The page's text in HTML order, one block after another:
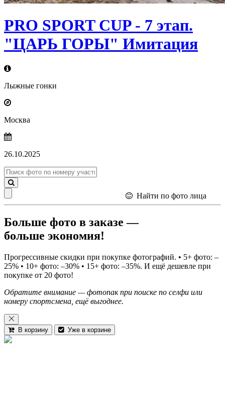
PRO SPORT CUP - 7 этап.
"ЦАРЬ ГОРЫ" Имитация
Лыжные гонки
Москва
26.10.2025
Найти по фото лица
Больше фото в заказе —
больше экономия!
Прогрессивные скидки при покупке фотографий. • 5+ фото: –
25% • 10+ фото: –30% • 15+ фото: –35%. И ещё дешевле при
покупке от 20 фото!
Обратите внимание —фотопакпри поиске по селфи или
номеру спортсмена, ещё выгоднее.
В корзину Уже в корзине